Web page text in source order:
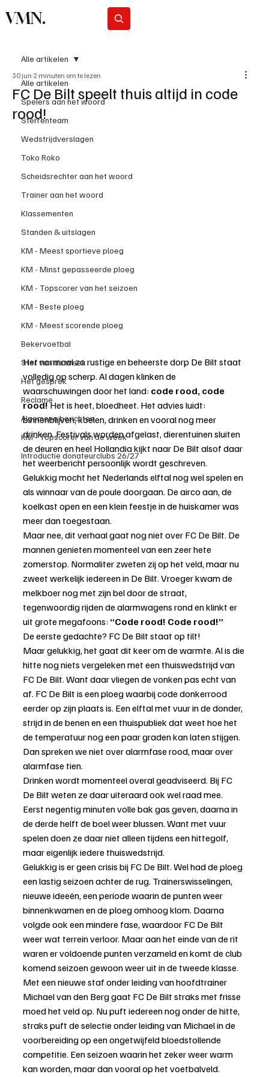
VMN.
Alle artikelen
Spelers aan het woord
Sterrenteam
Wedstrijdverslagen
Toko Roko
Scheidsrechter aan het woord
Trainer aan het woord
Klassementen
Standen & uitslagen
KM - Meest sportieve ploeg
KM - Minst gepasseerde ploeg
KM - Topscorer van het seizoen
KM - Beste ploeg
KM - Meest scorende ploeg
Bekervoetbal
Ster van de week
Het gesprek
Reclame
Algemene berichten
KM - Topscorer van de week
Introductie donateurclubs 26/27
Alle artikelen
FC De Bilt speelt thuis altijd in code
rood!
30 jun 2 minuten om te lezen
Het normaal zo rustige en beheerste dorp De Bilt staat
volledig op scherp. Al dagen klinken de
waarschuwingen door het land: code rood, code
rood! Het is heet, bloedheet. Het advies luidt:
binnenblijven, koelen, drinken en vooral nog meer
drinken. Festivals worden afgelast, dierentuinen sluiten
de deuren en heel Hollandia kijkt naar De Bilt alsof daar
het weerbericht persoonlijk wordt geschreven.
Gelukkig mocht het Nederlands elftal nog wel spelen en
als winnaar van de poule doorgaan. De airco aan, de
koelkast open en een klein feestje in de huiskamer was
meer dan toegestaan.
Maar nee, dit verhaal gaat nog niet over FC De Bilt. De
mannen genieten momenteel van een zeer hete
zomerstop. Normaliter zweten zij op het veld, maar nu
zweet werkelijk iedereen in De Bilt. Vroeger kwam de
melkboer nog met zijn bel door de straat,
tegenwoordig rijden de alarmwagens rond en klinkt er
uit grote megafoons: “Code rood! Code rood!”
De eerste gedachte? FC De Bilt staat op tilt!
Maar gelukkig, het gaat dit keer om de warmte. Al is die
hitte nog niets vergeleken met een thuiswedstrijd van
FC De Bilt. Want daar vliegen de vonken pas echt van
af. FC De Bilt is een ploeg waarbij code donkerrood
eerder op zijn plaats is. Een elftal met vuur in de donder,
strijd in de benen en een thuispubliek dat weet hoe het
de temperatuur nog een paar graden kan laten stijgen.
Dan spreken we niet over alarmfase rood, maar over
alarmfase tien.
Drinken wordt momenteel overal geadviseerd. Bij FC
De Bilt weten ze daar uiteraard ook wel raad mee.
Eerst negentig minuten volle bak gas geven, daarna in
de derde helft de boel weer blussen. Want met vuur
spelen doen ze daar niet alleen tijdens een hittegolf,
maar eigenlijk iedere thuiswedstrijd.
Gelukkig is er geen crisis bij FC De Bilt. Wel had de ploeg
een lastig seizoen achter de rug. Trainerswisselingen,
nieuwe ideeën, een periode waarin de punten weer
binnenkwamen en de ploeg omhoog klom. Daarna
volgde ook een mindere fase, waardoor FC De Bilt
weer wat terrein verloor. Maar aan het einde van de rit
waren er voldoende punten verzameld en komt de club
komend seizoen gewoon weer uit in de tweede klasse.
Met een nieuwe staf onder leiding van hoofdtrainer
Michael van den Berg gaat FC De Bilt straks met frisse
moed het veld op. Nu puft iedereen nog onder de hitte,
straks puft de selectie onder leiding van Michael in de
voorbereiding op een ongetwijfeld bloedstollende
competitie. Een seizoen waarin het zeker weer warm
kan worden, maar dan vooral op het voetbalveld.